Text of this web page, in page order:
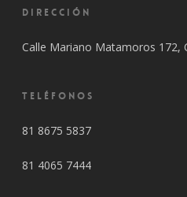
DIRECCIÓN
Calle Mariano Matamoros 172,
TELÉFONOS
81 8675 5837
81 4065 7444